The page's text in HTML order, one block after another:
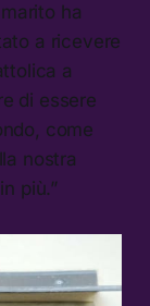
ha
a ricevere
a
di essere
come
nostra
più.”